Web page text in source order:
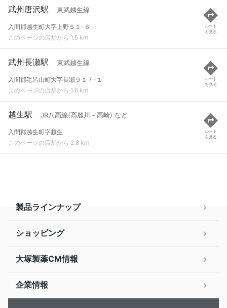
武州唐沢駅 東武越生線
入間郡越生町大字上野５１-６
このページの店舗から 1.5 km
ルート
を見る
武州長瀬駅 東武越生線
入間郡毛呂山町大字長瀬９１７-１
このページの店舗から 1.6 km
ルート
を見る
越生駅 JR八高線(高麗川～高崎) など
入間郡越生町字越生
このページの店舗から 2.8 km
ルート
を見る
製品ラインナップ
ショッピング
大塚製薬CM情報
企業情報